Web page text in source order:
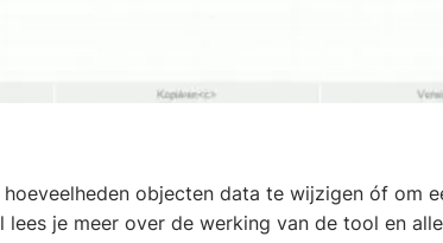
objecten data te wijzigen óf om
je meer over de werking van de tool en alle